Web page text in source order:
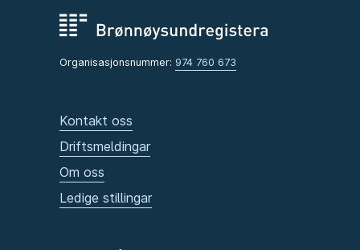
Organisasjonsnummer: 974 760 673
Kontakt oss
Driftsmeldingar
Om oss
Ledige stillingar